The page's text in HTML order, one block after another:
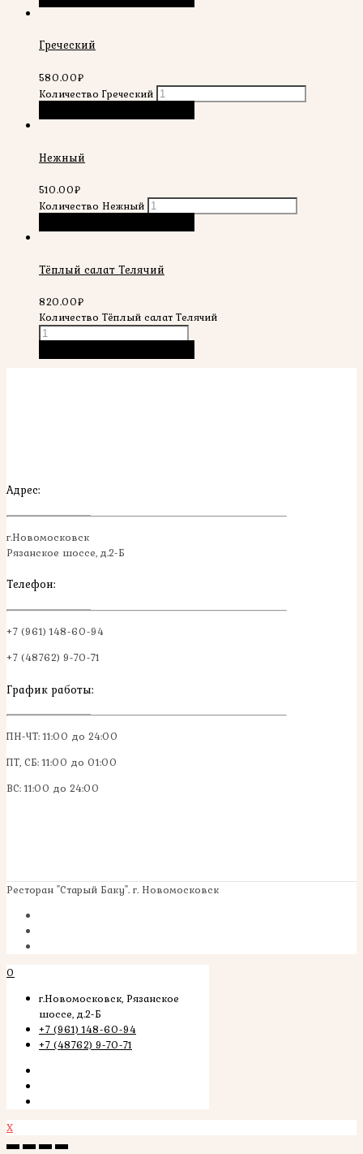
Греческий
580.00₽
Количество Греческий
Нежный
510.00₽
Количество Нежный
Тёплый салат Телячий
820.00₽
Количество Тёплый салат Телячий
Адрес:
г.Новомосковск
Рязанское шоссе, д.2-Б
Телефон:
+7 (961) 148-60-94
+7 (48762) 9-70-71
График работы:
ПН-ЧТ: 11:00 до 24:00
ПТ, СБ: 11:00 до 01:00
ВС: 11:00 до 24:00
Ресторан "Старый Баку". г. Новомосковск
0
г.Новомосковск, Рязанское
шоссе, д.2-Б
+7 (961) 148-60-94
+7 (48762) 9-70-71
X